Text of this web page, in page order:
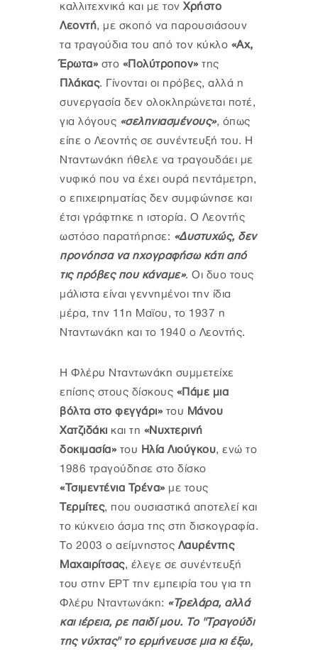
καλλιτεχνικά και με τον Χρήστο
Λεοντή, με σκοπό να παρουσιάσουν
τα τραγούδια του από τον κύκλο «Αχ,
Έρωτα» στο «Πολύτροπον» της
Πλάκας. Γίνονται οι πρόβες, αλλά η
συνεργασία δεν ολοκληρώνεται ποτέ,
για λόγους «σεληνιασμένους», όπως
είπε ο Λεοντής σε συνέντευξή του. Η
Νταντωνάκη ήθελε να τραγουδάει με
νυφικό που να έχει ουρά πεντάμετρη,
ο επιχειρηματίας δεν συμφώνησε και
έτσι γράφτηκε η ιστορία. Ο Λεοντής
ωστόσο παρατήρησε: «Δυστυχώς, δεν
προνόησα να ηχογραφήσω κάτι από
τις πρόβες που κάναμε». Οι δυο τους
μάλιστα είναι γεννημένοι την ίδια
μέρα, την 11η Μαϊου, το 1937 η
Νταντωνάκη και το 1940 ο Λεοντής.
Η Φλέρυ Νταντωνάκη συμμετείχε
επίσης στους δίσκους «Πάμε μια
βόλτα στο φεγγάρι» του Μάνου
Χατζιδάκι και τη «Νυχτερινή
δοκιμασία» του Ηλία Λιούγκου, ενώ το
1986 τραγούδησε στο δίσκο
«Τσιμεντένια Τρένα» με τους
Τερμίτες, που ουσιαστικά αποτελεί και
το κύκνειο άσμα της στη δισκογραφία.
To 2003 o αείμνηστος Λαυρέντης
Μαχαιρίτσας, έλεγε σε συνέντευξή
του στην ΕΡΤ την εμπειρία του για τη
Φλέρυ Νταντωνάκη: «Τρελάρα, αλλά
και ιέρεια, ρε παιδί μου. Το "Τραγούδι
της νύχτας" το ερμήνευσε μια κι έξω,